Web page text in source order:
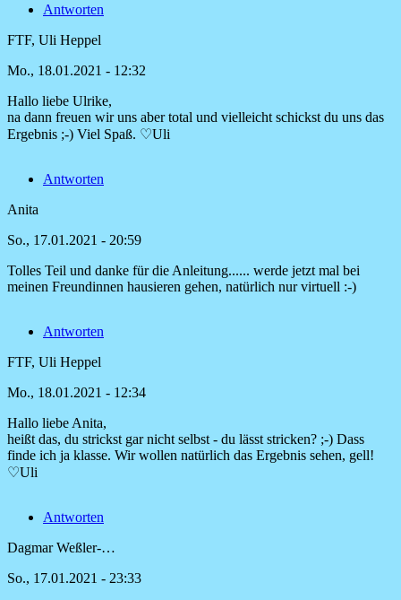
Antworten
FTF, Uli Heppel
Mo., 18.01.2021 - 12:32
Antwort
auf
von
Hartwig
Hallo liebe Ulrike,
na dann freuen wir uns aber total und vielleicht schickst du uns das
Ergebnis ;-) Viel Spaß. ♡Uli
Antworten
Anita
So., 17.01.2021 - 20:59
Tolles Teil und danke für die Anleitung...... werde jetzt mal bei
meinen Freundinnen hausieren gehen, natürlich nur virtuell :-)
Antworten
FTF, Uli Heppel
Mo., 18.01.2021 - 12:34
Antwort
auf
Tolles
danke
die
Anita
Hallo liebe Anita,
heißt das, du strickst gar nicht selbst - du lässt stricken? ;-) Dass
finde ich ja klasse. Wir wollen natürlich das Ergebnis sehen, gell!
♡Uli
Antworten
Dagmar Weßler-…
So., 17.01.2021 - 23:33